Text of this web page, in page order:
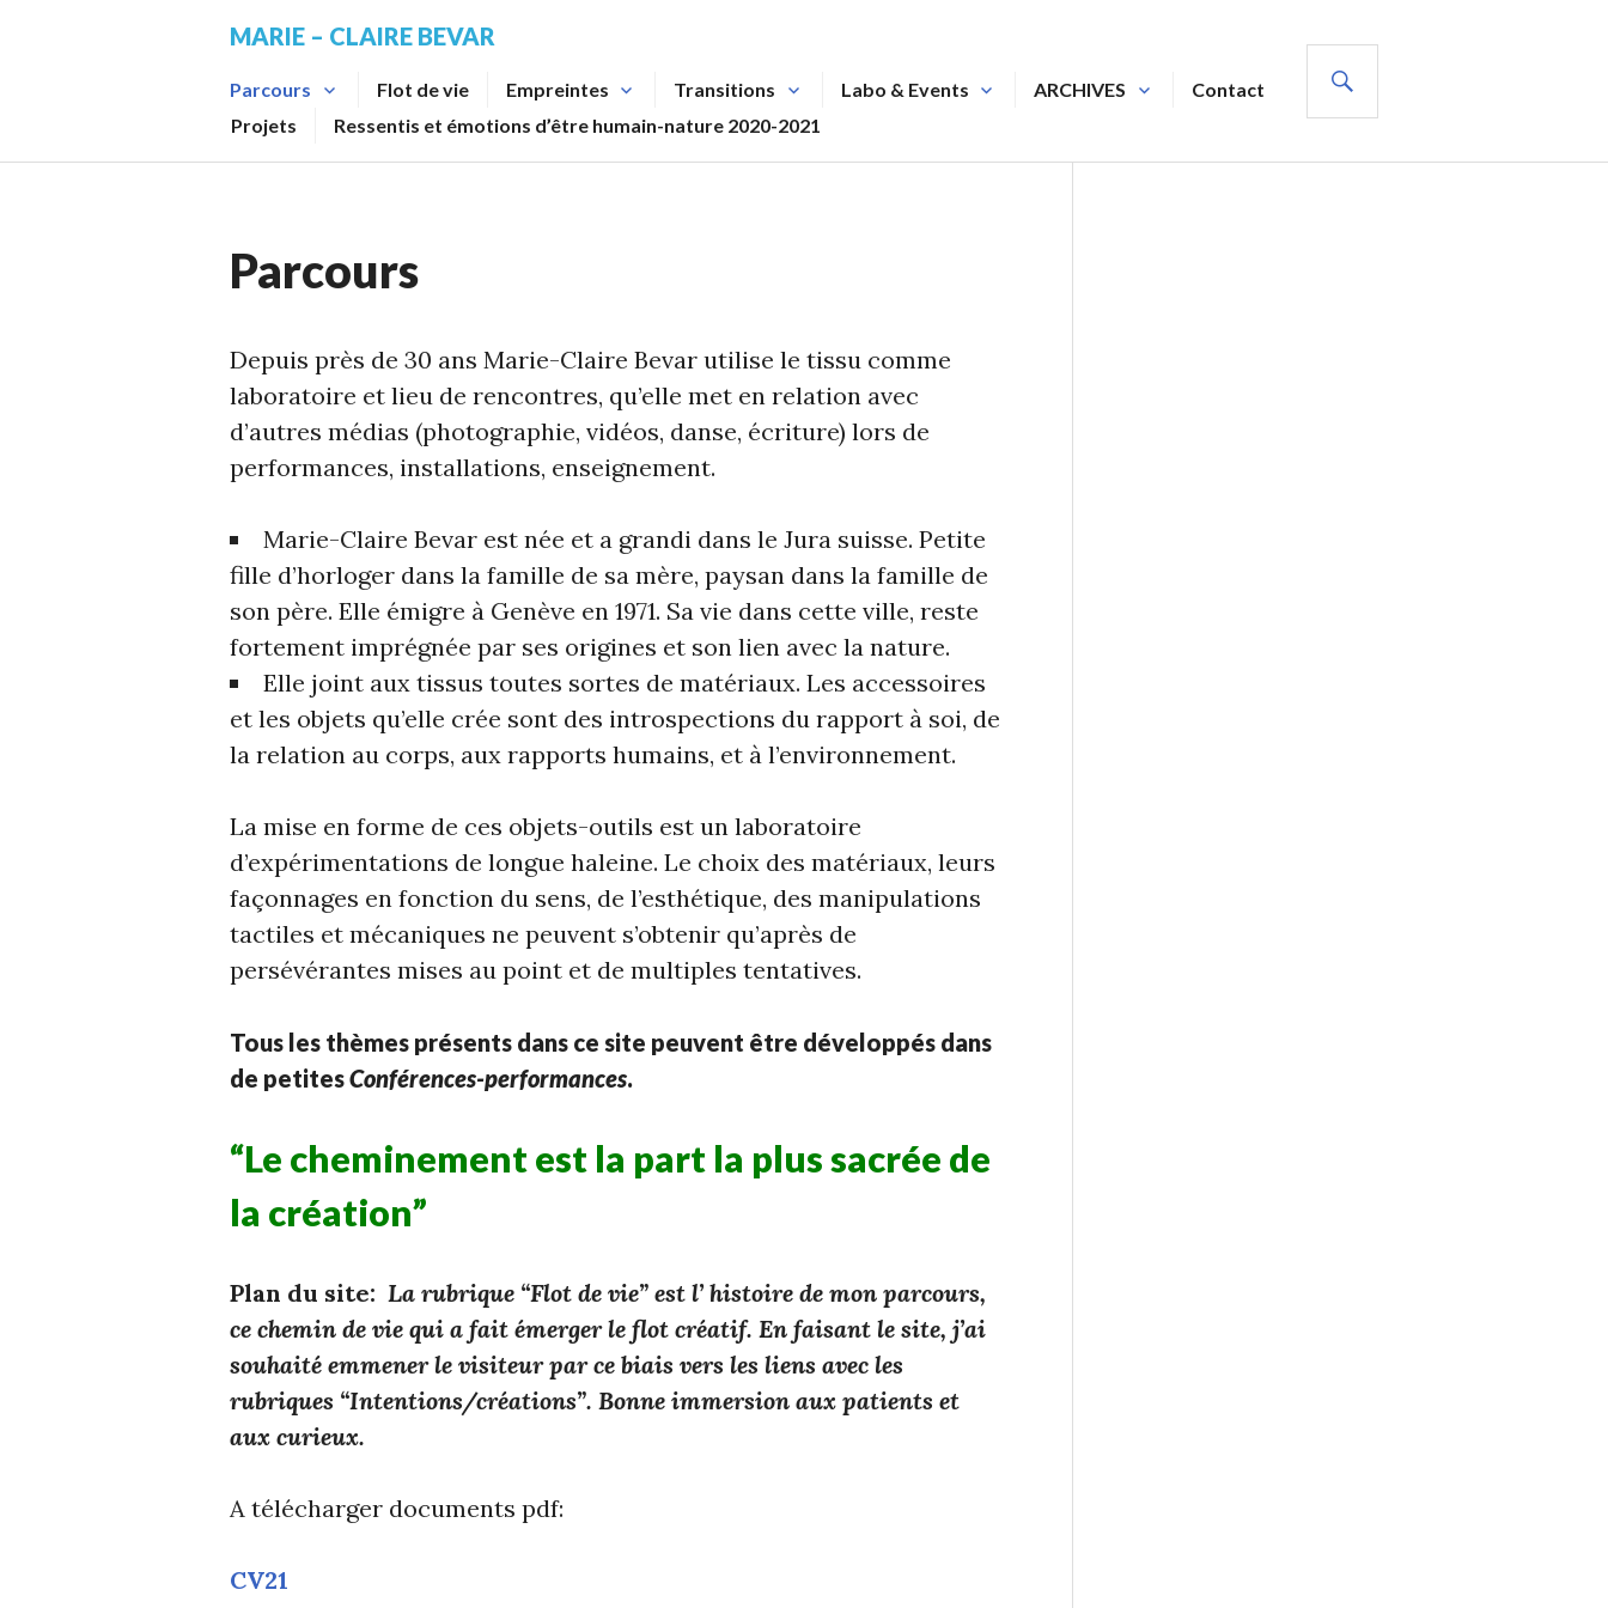
MARIE – CLAIRE BEVAR
Parcours Flot de vie Empreintes Transitions Labo & Events ARCHIVES
Contact
Projets
Ressentis et émotions d’être humain-nature 2020-2021
Parcours
Depuis près de 30 ans Marie-Claire Bevar utilise le tissu comme
laboratoire et lieu de rencontres, qu’elle met en relation avec
d’autres médias (photographie, vidéos, danse, écriture) lors de
performances, installations, enseignement.
Marie-Claire Bevar est née et a grandi dans le Jura suisse. Petite
fille d’horloger dans la famille de sa mère, paysan dans la famille de
son père. Elle émigre à Genève en 1971. Sa vie dans cette ville, reste
fortement imprégnée par ses origines et son lien avec la nature.
Elle joint aux tissus toutes sortes de matériaux. Les accessoires
et les objets qu’elle crée sont des introspections du rapport à soi, de
la relation au corps, aux rapports humains, et à l’environnement.
La mise en forme de ces objets-outils est un laboratoire
d’expérimentations de longue haleine. Le choix des matériaux, leurs
façonnages en fonction du sens, de l’esthétique, des manipulations
tactiles et mécaniques ne peuvent s’obtenir qu’après de
persévérantes mises au point et de multiples tentatives.
Tous les thèmes présents dans ce site peuvent être développés dans
de petitesConférences-performances.
“Le cheminement est la part la plus sacrée de
la création”
Plan du site: La rubrique “Flot de vie” est l’ histoire de mon parcours,
ce chemin de vie qui a fait émerger le flot créatif. En faisant le site, j’ai
souhaité emmener le visiteur par ce biais vers les liens avec les
rubriques “Intentions/créations”. Bonne immersion aux patients et
aux curieux.
A télécharger documents pdf:
CV21